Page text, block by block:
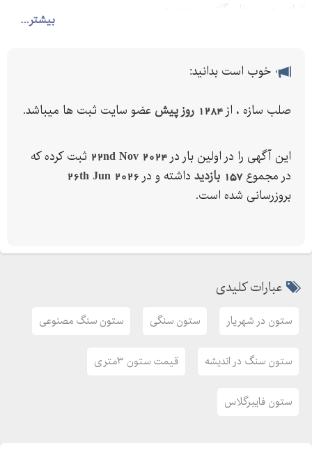
بیشتر...
انواع مجسمه فایبرگلاس موجود هست
خوب است بدانید:
صلب سازه ، از 1284 روز پیش عضو سایت ثبت ها میباشد.
این آگهی را در اولین بار در 22nd Nov 2024 ثبت کرده که
در مجموع157 بازدید داشته و در 26th Jun 2026
بروزرسانی شده است.
عبارات کلیدی
ستون در شهریار ستون سنگی ستون سنگ مصنوعی
ستون سنگ در اندیشه قیمت ستون ۳متری
ستون فایبرگلاس